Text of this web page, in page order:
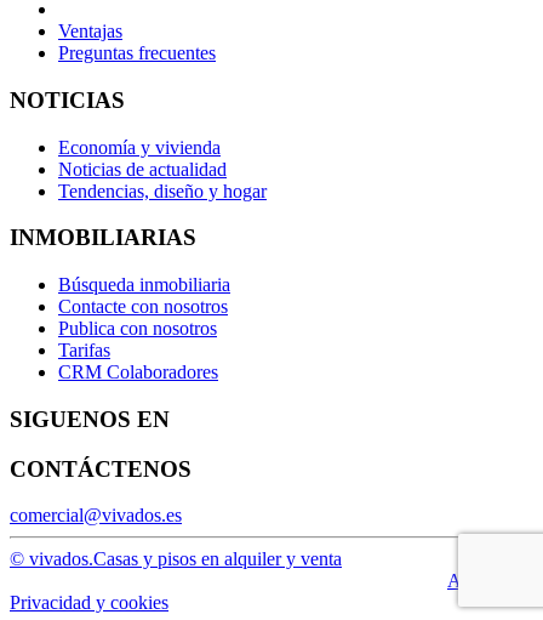
Ventajas
Preguntas frecuentes
NOTICIAS
Economía y vivienda
Noticias de actualidad
Tendencias, diseño y hogar
INMOBILIARIAS
Búsqueda inmobiliaria
Contacte con nosotros
Publica con nosotros
Tarifas
CRM Colaboradores
SIGUENOS EN
CONTÁCTENOS
comercial@vivados.es
© vivados.Casas y pisos en alquiler y venta
Aviso legal
Privacidad y cookies